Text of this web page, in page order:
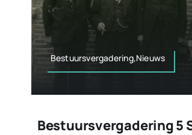
Bestuursvergadering,Nieuws
Bestuursvergadering 5